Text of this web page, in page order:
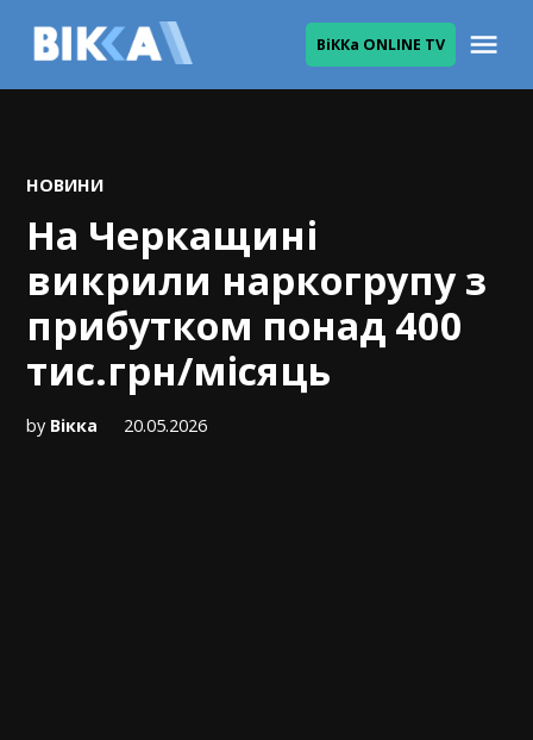
ВіККа ONLINE TV
POSTED
НОВИНИ
На Черкащині
викрили наркогрупу з
прибутком понад 400
тис.грн/місяць
by Вікка 20.05.2026